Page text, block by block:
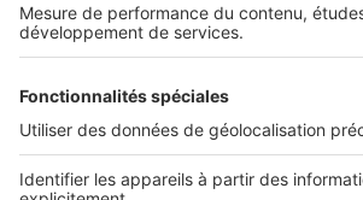
Services pro
Accès client
Informations légales